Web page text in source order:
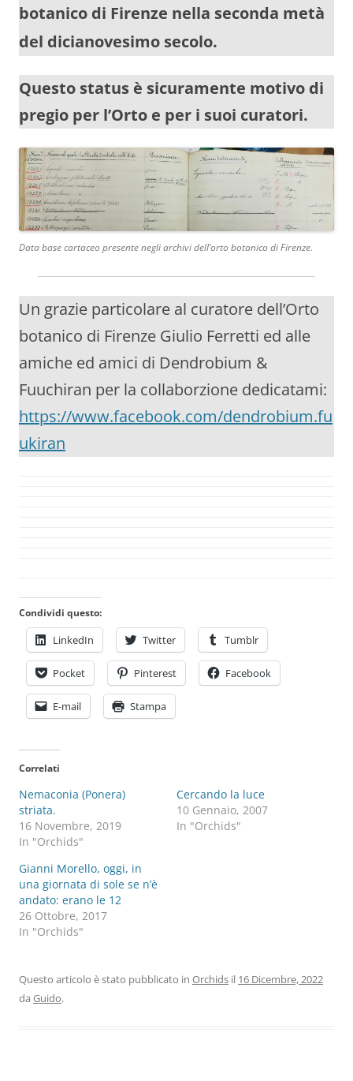
botanico di Firenze nella seconda metà
del dicianovesimo secolo.
Questo status è sicuramente motivo di
pregio per l’Orto e per i suoi curatori.
Data base cartaceo presente negli archivi dell’orto botanico di Firenze.
Un grazie particolare al curatore dell’Orto
botanico di Firenze Giulio Ferretti ed alle
amiche ed amici di Dendrobium &
Fuuchiran per la collaborzione dedicatami:
https://www.facebook.com/dendrobium.fu
ukiran
Condividi questo:
LinkedIn Twitter Tumblr
Pocket Pinterest Facebook
E-mail Stampa
Correlati
Nemaconia (Ponera)
striata.
16 Novembre, 2019
In "Orchids"
Cercando la luce
10 Gennaio, 2007
In "Orchids"
Gianni Morello, oggi, in
una giornata di sole se n’è
andato: erano le 12
26 Ottobre, 2017
In "Orchids"
Questo articolo è stato pubblicato in Orchids il 16 Dicembre, 2022
da Guido.